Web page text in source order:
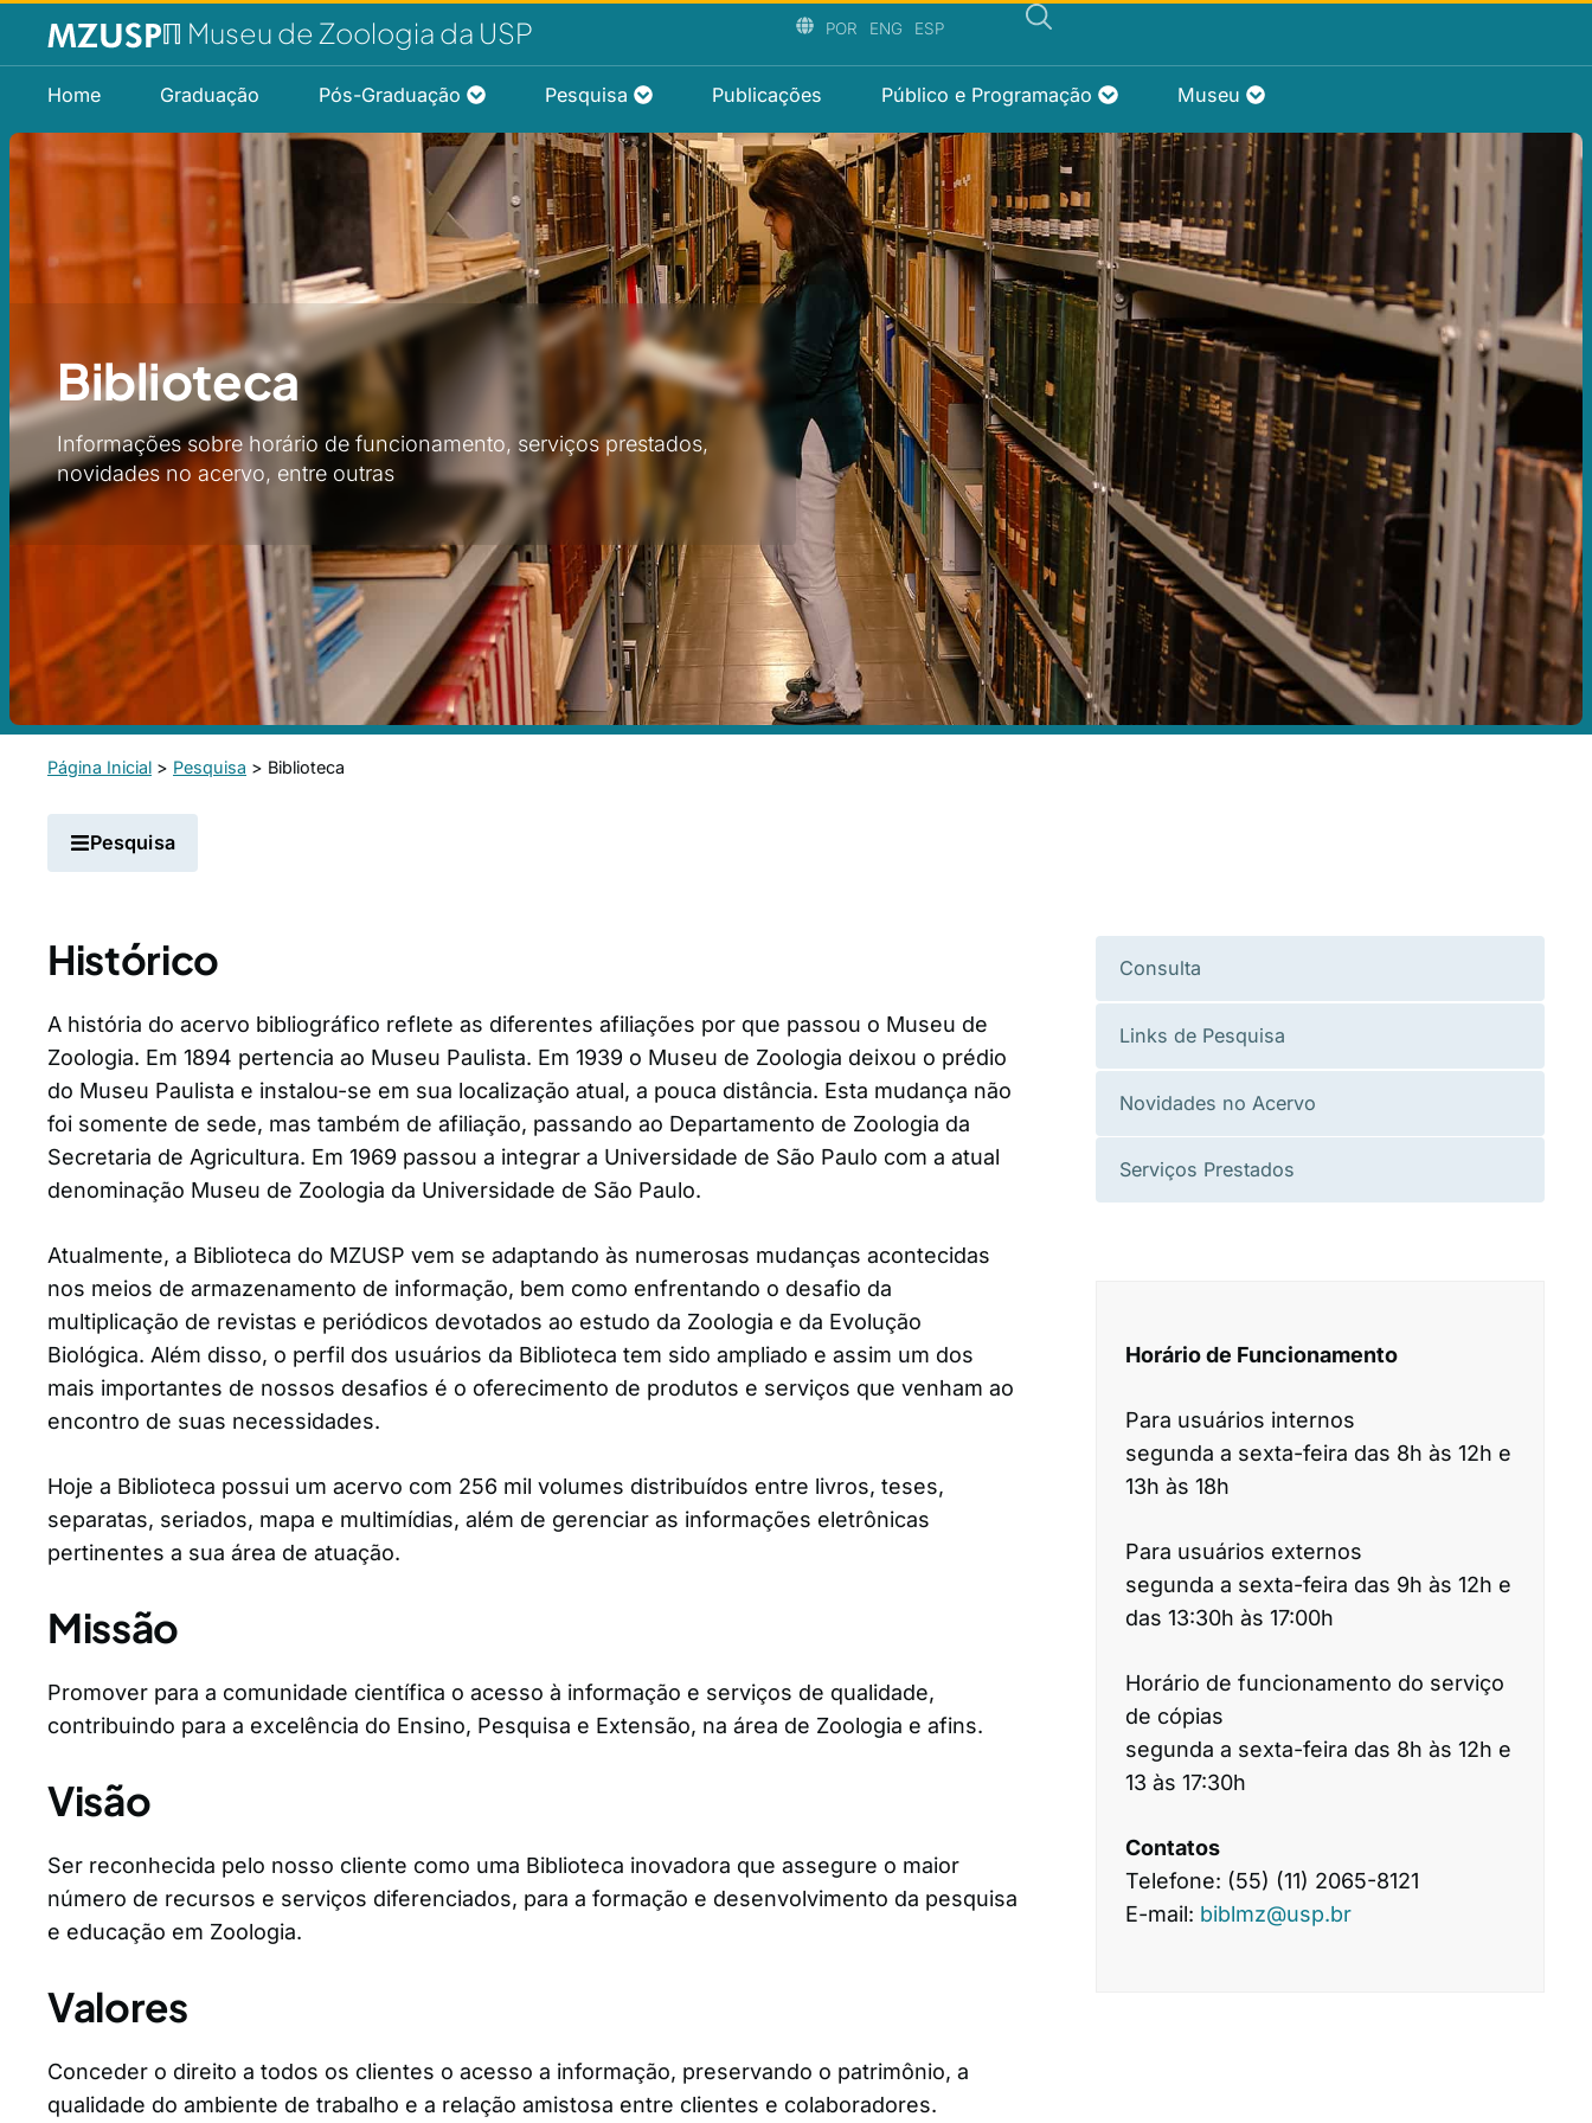
ℿ Museu de Zoologia da USP POR ENG ESP
Home Graduação Pós-Graduação Pesquisa Publicações Público e Programação Museu
Biblioteca
Informações sobre horário de funcionamento, serviços prestados,
novidades no acervo, entre outras
Página Inicial > Pesquisa > Biblioteca
Pesquisa
Histórico
A história do acervo bibliográfico reflete as diferentes afiliações por que passou o Museu de
Zoologia. Em 1894 pertencia ao Museu Paulista. Em 1939 o Museu de Zoologia deixou o prédio
do Museu Paulista e instalou-se em sua localização atual, a pouca distância. Esta mudança não
foi somente de sede, mas também de afiliação, passando ao Departamento de Zoologia da
Secretaria de Agricultura. Em 1969 passou a integrar a Universidade de São Paulo com a atual
denominação Museu de Zoologia da Universidade de São Paulo.
Atualmente, a Biblioteca do MZUSP vem se adaptando às numerosas mudanças acontecidas
nos meios de armazenamento de informação, bem como enfrentando o desafio da
multiplicação de revistas e periódicos devotados ao estudo da Zoologia e da Evolução
Biológica. Além disso, o perfil dos usuários da Biblioteca tem sido ampliado e assim um dos
mais importantes de nossos desafios é o oferecimento de produtos e serviços que venham ao
encontro de suas necessidades.
Hoje a Biblioteca possui um acervo com 256 mil volumes distribuídos entre livros, teses,
separatas, seriados, mapa e multimídias, além de gerenciar as informações eletrônicas
pertinentes a sua área de atuação.
Missão
Promover para a comunidade científica o acesso à informação e serviços de qualidade,
contribuindo para a excelência do Ensino, Pesquisa e Extensão, na área de Zoologia e afins.
Visão
Ser reconhecida pelo nosso cliente como uma Biblioteca inovadora que assegure o maior
número de recursos e serviços diferenciados, para a formação e desenvolvimento da pesquisa
e educação em Zoologia.
Valores
Conceder o direito a todos os clientes o acesso a informação, preservando o patrimônio, a
qualidade do ambiente de trabalho e a relação amistosa entre clientes e colaboradores.
Consulta
Links de Pesquisa
Novidades no Acervo
Serviços Prestados
Horário de Funcionamento
Para usuários internos
segunda a sexta-feira das 8h às 12h e
13h às 18h
Para usuários externos
segunda a sexta-feira das 9h às 12h e
das 13:30h às 17:00h
Horário de funcionamento do serviço
de cópias
segunda a sexta-feira das 8h às 12h e
13 às 17:30h
Contatos
Telefone: (55) (11) 2065-8121
E-mail: biblmz@usp.br